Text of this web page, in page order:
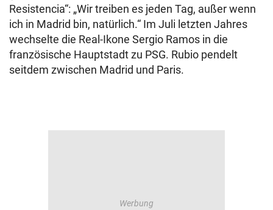
Resistencia“: „Wir treiben es jeden Tag, außer wenn
ich in Madrid bin, natürlich.“ Im Juli letzten Jahres
wechselte die Real-Ikone Sergio Ramos in die
französische Hauptstadt zu PSG. Rubio pendelt
seitdem zwischen Madrid und Paris.